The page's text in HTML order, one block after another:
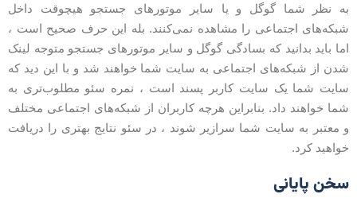
نظر شما گوگل و یا سایر موتورهای جستجو هیچوقت داخل
اجتماعی را مشاهده نمی‌کنند. بله این حرف صحیح است ،
باید بدانید که بسادگی گوگل و سایر موتورهای جستجو متوجه لینک
از شبکه‌های اجتماعی به سایت شما خواهند شد و با این دید که
شما یک سایت کاربر پسند است ، نمره سئو مطلوب‌تری به
خواهند داد. بنابراین هرچه کاربران از شبکه‌های اجتماعی مختلف
معتبر به سایت شما سرازیر شوند ، در سئو نتایج بهتری را دریافت
کرد.
پایانی